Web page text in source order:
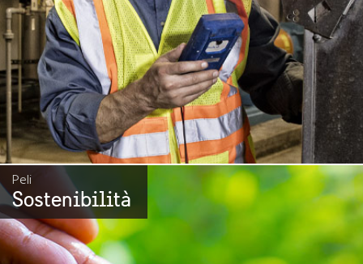
Peli
Sostenibilità